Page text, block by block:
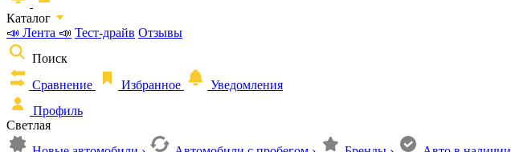
Каталог
📣 Лента 📣 Тест-драйв Отзывы
Поиск
Сравнение
Избранное
Уведомления
Профиль
Светлая